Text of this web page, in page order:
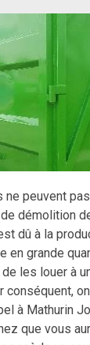
ne peuvent
démolition
dû à la
en grande
les louer à
conséquent,
à Mathurin
que vous